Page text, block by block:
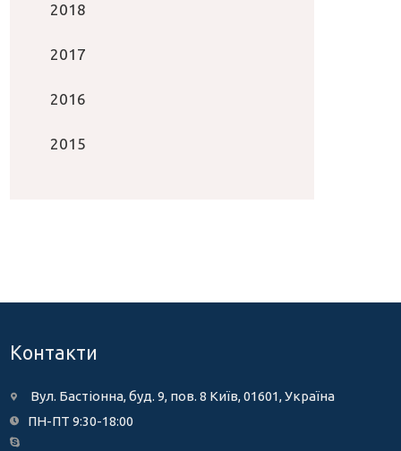
2018
2017
2016
2015
Контакти
Вул. Бастіонна, буд. 9, пов. 8 Київ, 01601, Україна
ПН-ПТ 9:30-18:00